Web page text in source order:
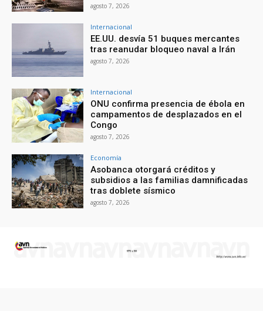
agosto 7, 2026
Internacional
EE.UU. desvía 51 buques mercantes
tras reanudar bloqueo naval a Irán
agosto 7, 2026
Internacional
ONU confirma presencia de ébola en
campamentos de desplazados en el
Congo
agosto 7, 2026
Economía
Asobanca otorgará créditos y
subsidios a las familias damnificadas
tras doblete sísmico
agosto 7, 2026